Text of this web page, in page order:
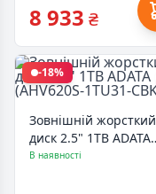
8 933 ₴
-18%
Зовнішній жорсткий
диск 2.5" 1TB ADATA
(AHV620S-1TU31-CBK)
В наявності